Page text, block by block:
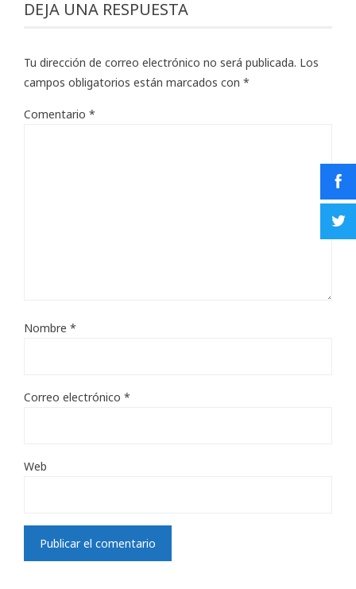
DEJA UNA RESPUESTA
Tu dirección de correo electrónico no será publicada. Los
campos obligatorios están marcados con *
Comentario *
Nombre *
Correo electrónico *
Web